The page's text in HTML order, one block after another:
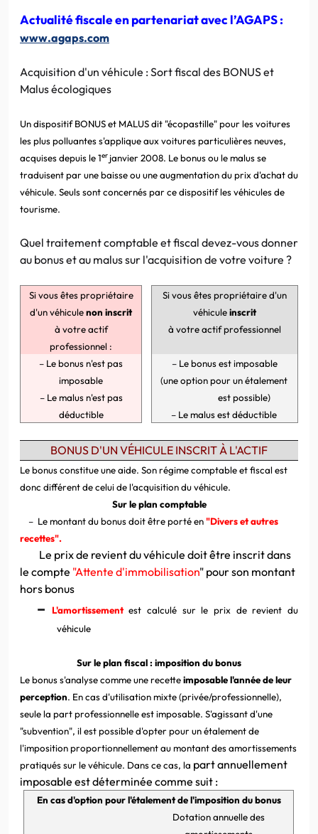
Actualité fiscale en partenariat avec l’AGAPS :
www.agaps.com
Acquisition d'un véhicule : Sort fiscal des BONUS et
Malus écologiques
Un dispositif BONUS et MALUS dit "écopastille" pour les voitures
les plus polluantes s'applique aux voitures particulières neuves,
acquises depuis le 1er janvier 2008. Le bonus ou le malus se
traduisent par une baisse ou une augmentation du prix d'achat du
véhicule. Seuls sont concernés par ce dispositif les véhicules de
tourisme.
Quel traitement comptable et fiscal devez-vous donner
au bonus et au malus sur l'acquisition de votre voiture ?
Si vous êtes propriétaire
d'un véhiculenon inscrit
à votre actif
professionnel :
Si vous êtes propriétaire d'un
véhiculeinscrit
à votre actif professionnel
– Le bonus n'est pas
imposable
–Le malus n'est pas
déductible
– Le bonus est imposable
(une option pour un étalement
est possible)
– Le malus est déductible
BONUS D'UN VÉHICULE INSCRIT À L'ACTIF
Le bonus constitue une aide. Son régime comptable et fiscal est
donc différent de celui de l'acquisition du véhicule.
Sur le plan comptable
– Le montant du bonus doit être porté en"Divers et autres
recettes".
Le prix de revient du véhicule doit être inscrit dans
le compte "Attente d'immobilisation" pour son montant
hors bonus
– L'amortissement est calculé sur le prix de revient du
véhicule
Sur le plan fiscal : imposition du bonus
Le bonus s'analyse comme une recetteimposable l'année de leur
perception. En cas d'utilisation mixte (privée/professionnelle),
seule la part professionnelle est imposable. S'agissant d'une
"subvention", il est possible d'opter pour un étalement de
l'imposition proportionnellement au montant des amortissements
pratiqués sur le véhicule. Dans ce cas, la part annuellement
imposable est déterminée comme suit :
En cas d'option pour l'étalement de l'imposition du bonus
Dotation annuelle des